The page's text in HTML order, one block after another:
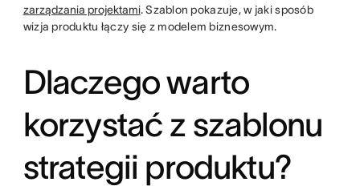
zarządzania projektami. Szablon pokazuje, w jaki sposób
wizja produktu łączy się z modelem biznesowym.
Dlaczego warto
korzystać z szablonu
strategii produktu?